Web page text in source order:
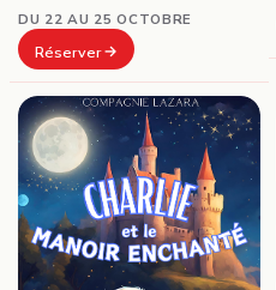
DU 22 AU 25 OCTOBRE
Réserver